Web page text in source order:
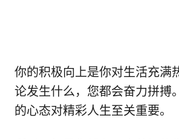
你的积极向上是你对生活充满
论发生什么，您都会奋力拼搏
的心态对精彩人生至关重要。